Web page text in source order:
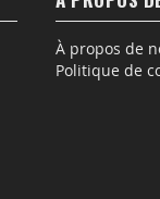
À propos de
Politique de